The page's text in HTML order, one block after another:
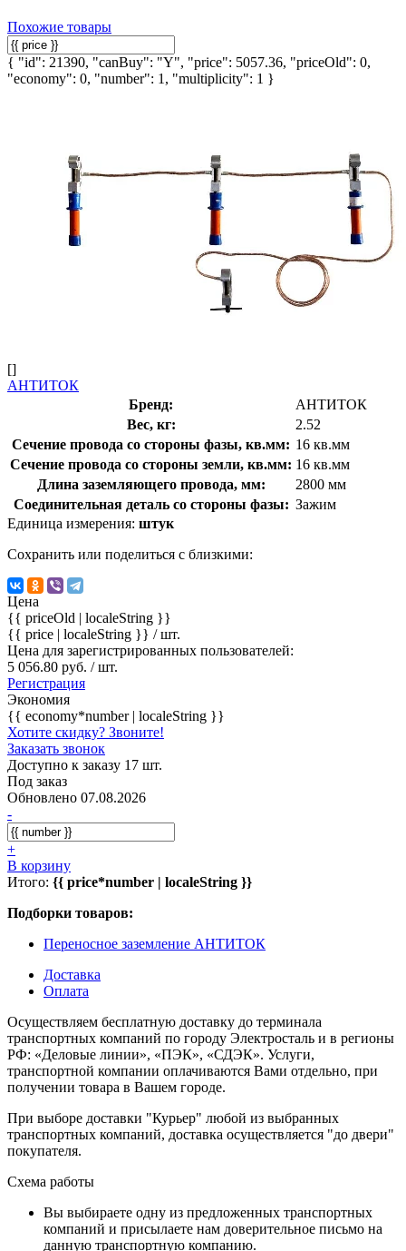
Похожие товары
{ "id": 21390, "canBuy": "Y", "price": 5057.36, "priceOld": 0,
"economy": 0, "number": 1, "multiplicity": 1 }
[]
АНТИТОК
Бренд:
АНТИТОК
Вес, кг:
2.52
Сечение провода со стороны фазы, кв.мм: 16 кв.мм
Сечение провода со стороны земли, кв.мм: 16 кв.мм
Длина заземляющего провода, мм:
2800 мм
Соединительная деталь со стороны фазы: Зажим
Единица измерения: штук
Сохранить или поделиться с близкими:
Цена
{{ priceOld | localeString }}
{{ price | localeString }} / шт.
Цена для зарегистрированных пользователей:
5 056.80 руб. / шт.
Регистрация
Экономия
{{ economy*number | localeString }}
Хотите скидку? Звоните!
Заказать звонок
Доступно к заказу 17 шт.
Под заказ
Обновлено 07.08.2026
-
+
В корзину
Итого: {{ price*number | localeString }}
Подборки товаров:
Переносное заземление АНТИТОК
Доставка
Оплата
Осуществляем бесплатную доставку до терминала
транспортных компаний по городу Электросталь и в регионы
РФ: «Деловые линии», «ПЭК», «СДЭК». Услуги,
транспортной компании оплачиваются Вами отдельно, при
получении товара в Вашем городе.
При выборе доставки "Курьер" любой из выбранных
транспортных компаний, доставка осуществляется "до двери"
покупателя.
Схема работы
Вы выбираете одну из предложенных транспортных
компаний и присылаете нам доверительное письмо на
данную транспортную компанию.